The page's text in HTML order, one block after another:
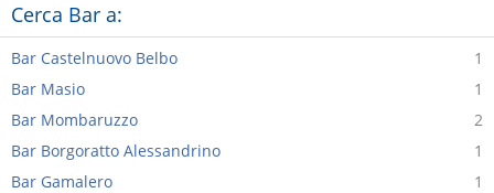
Cerca Bar a:
1
Bar Castelnuovo Belbo
1
Bar Masio
2
Bar Mombaruzzo
1
Bar Borgoratto Alessandrino
1
Bar Gamalero